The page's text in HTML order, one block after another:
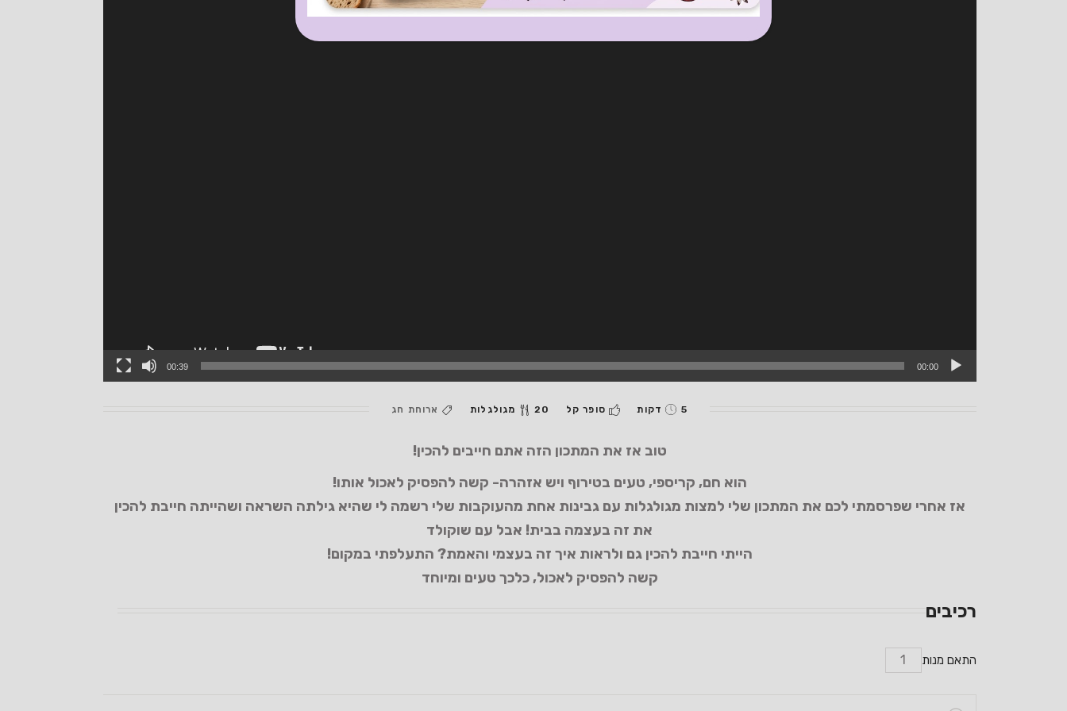
00:00
00:39
5 דקות סופר קל 20 מגולגלות ארוחת חג
טוב אז את המתכון הזה אתם חייבים להכין!
הוא חם, קריספי, טעים בטירוף ויש אזהרה- קשה להפסיק לאכול אותו!
אז אחרי שפרסמתי לכם את המתכון שלי למצות מגולגלות עם גבינות אחת מהעוקבות שלי רשמה לי שהיא גילתה השראה ושהייתה חייבת להכין
את זה בעצמה בבית! אבל עם שוקולד
הייתי חייבת להכין גם ולראות איך זה בעצמי והאמת? התעלפתי במקום!
קשה להפסיק לאכול, כלכך טעים ומיוחד
רכיבים
התאם מנות